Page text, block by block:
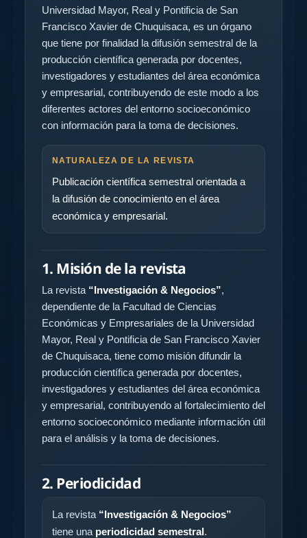
Universidad Mayor, Real y Pontificia de San
Francisco Xavier de Chuquisaca, es un órgano
que tiene por finalidad la difusión semestral de la
producción científica generada por docentes,
investigadores y estudiantes del área económica
y empresarial, contribuyendo de este modo a los
diferentes actores del entorno socioeconómico
con información para la toma de decisiones.
NATURALEZA DE LA REVISTA
Publicación científica semestral orientada a
la difusión de conocimiento en el área
económica y empresarial.
1. Misión de la revista
La revista “Investigación & Negocios”,
dependiente de la Facultad de Ciencias
Económicas y Empresariales de la Universidad
Mayor, Real y Pontificia de San Francisco Xavier
de Chuquisaca, tiene como misión difundir la
producción científica generada por docentes,
investigadores y estudiantes del área económica
y empresarial, contribuyendo al fortalecimiento del
entorno socioeconómico mediante información útil
para el análisis y la toma de decisiones.
2. Periodicidad
La revista “Investigación & Negocios”
tiene una periodicidad semestral.